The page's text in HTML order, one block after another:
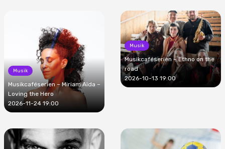
Musik
Musikcaféserien – Miriam Aïda –
Loving the Hero
2026-11-24 19:00
Musik
Musikcaféserien – Ethno on the
road
2026-10-13 19:00